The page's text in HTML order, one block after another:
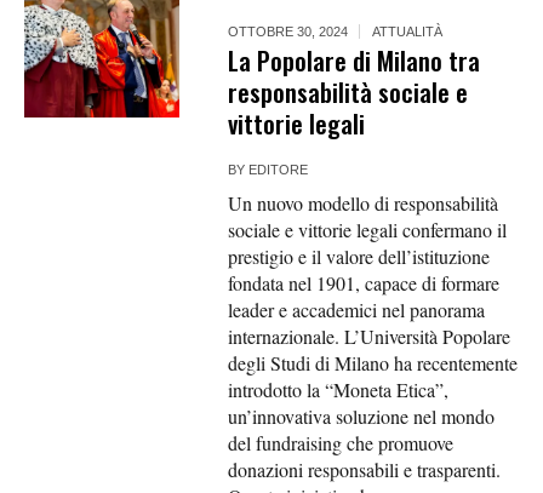
OTTOBRE 30, 2024 ATTUALITÀ
La Popolare di Milano tra
responsabilità sociale e
vittorie legali
BY EDITORE
Un nuovo modello di responsabilità
sociale e vittorie legali confermano il
prestigio e il valore dell’istituzione
fondata nel 1901, capace di formare
leader e accademici nel panorama
internazionale. L’Università Popolare
degli Studi di Milano ha recentemente
introdotto la “Moneta Etica”,
un’innovativa soluzione nel mondo
del fundraising che promuove
donazioni responsabili e trasparenti.